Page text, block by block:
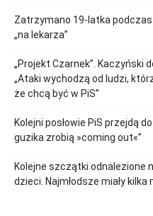
Zatrzymano 19-latka
„na lekarza”
„Projekt Czarnek”. Kaczyński
„Ataki wychodzą od ludzi,
że chcą być w PiS”
Kolejni posłowie PiS przejdą
guzika zrobią »coming out«”
Kolejne szczątki odnalezione
dzieci. Najmłodsze miały kilka